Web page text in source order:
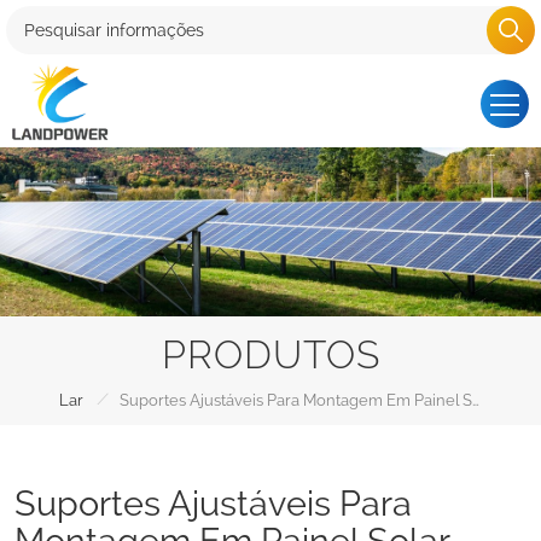
PRODUTOS
Lar /
Suportes Ajustáveis Para